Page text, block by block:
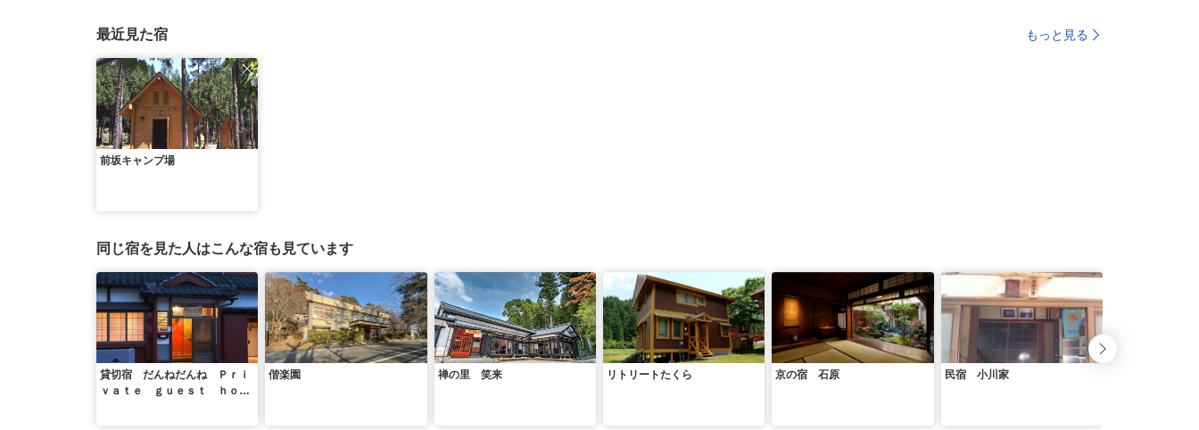
最近見た宿 もっと見る
前坂キャンプ場
同じ宿を見た人はこんな宿も見ています
貸切宿 だんねだんね Ｐｒｉ
ｖａｔｅ ｇｕｅｓｔ ｈｏｕ
偕楽園 禅の里 笑来 リトリートたくら 京の宿 石原 民宿 小川家